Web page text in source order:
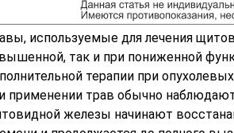
используемые для лечения
так и при пониженной
терапии при
применении трав обычно
железы начинают